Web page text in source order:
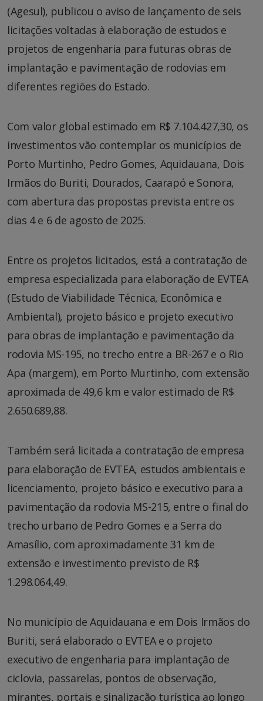
(Agesul), publicou o aviso de lançamento de seis
licitações voltadas à elaboração de estudos e
projetos de engenharia para futuras obras de
implantação e pavimentação de rodovias em
diferentes regiões do Estado.
Com valor global estimado em R$ 7.104.427,30, os
investimentos vão contemplar os municípios de
Porto Murtinho, Pedro Gomes, Aquidauana, Dois
Irmãos do Buriti, Dourados, Caarapó e Sonora,
com abertura das propostas prevista entre os
dias 4 e 6 de agosto de 2025.
Entre os projetos licitados, está a contratação de
empresa especializada para elaboração de EVTEA
(Estudo de Viabilidade Técnica, Econômica e
Ambiental), projeto básico e projeto executivo
para obras de implantação e pavimentação da
rodovia MS-195, no trecho entre a BR-267 e o Rio
Apa (margem), em Porto Murtinho, com extensão
aproximada de 49,6 km e valor estimado de R$
2.650.689,88.
Também será licitada a contratação de empresa
para elaboração de EVTEA, estudos ambientais e
licenciamento, projeto básico e executivo para a
pavimentação da rodovia MS-215, entre o final do
trecho urbano de Pedro Gomes e a Serra do
Amasílio, com aproximadamente 31 km de
extensão e investimento previsto de R$
1.298.064,49.
No município de Aquidauana e em Dois Irmãos do
Buriti, será elaborado o EVTEA e o projeto
executivo de engenharia para implantação de
ciclovia, passarelas, pontos de observação,
mirantes, portais e sinalização turística ao longo